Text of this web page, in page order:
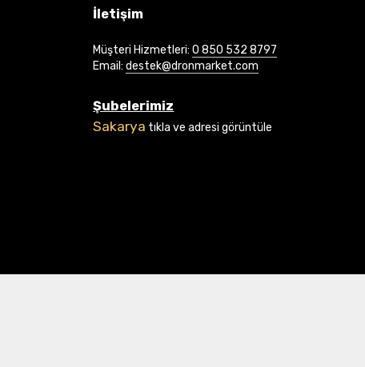
İletişim
Müşteri Hizmetleri:0 850 532 8797
Email:destek@dronmarket.com
Şubelerimiz
Sakarya tıkla ve adresi görüntüle